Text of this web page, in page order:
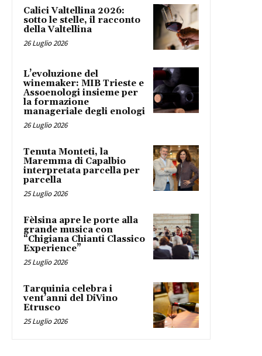
Calici Valtellina 2026:
sotto le stelle, il racconto
della Valtellina
26 Luglio 2026
L’evoluzione del
winemaker: MIB Trieste e
Assoenologi insieme per
la formazione
manageriale degli enologi
26 Luglio 2026
Tenuta Monteti, la
Maremma di Capalbio
interpretata parcella per
parcella
25 Luglio 2026
Fèlsina apre le porte alla
grande musica con
“Chigiana Chianti Classico
Experience”
25 Luglio 2026
Tarquinia celebra i
vent’anni del DiVino
Etrusco
25 Luglio 2026